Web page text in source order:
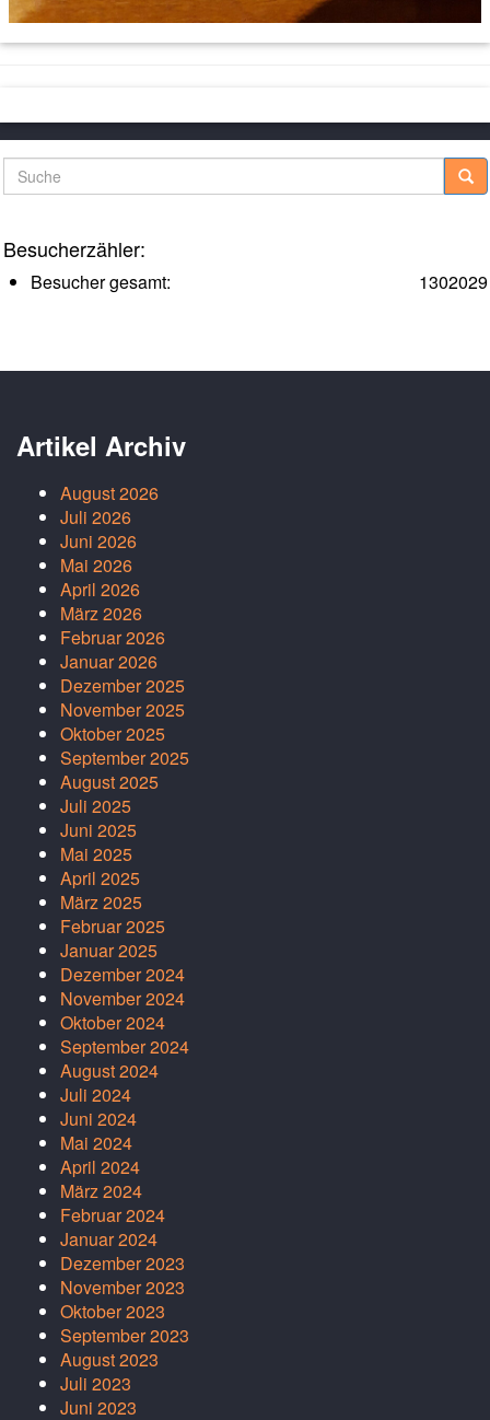
Suche
Besucherzähler:
1302029
Besucher gesamt:
Artikel Archiv
August 2026
Juli 2026
Juni 2026
Mai 2026
April 2026
März 2026
Februar 2026
Januar 2026
Dezember 2025
November 2025
Oktober 2025
September 2025
August 2025
Juli 2025
Juni 2025
Mai 2025
April 2025
März 2025
Februar 2025
Januar 2025
Dezember 2024
November 2024
Oktober 2024
September 2024
August 2024
Juli 2024
Juni 2024
Mai 2024
April 2024
März 2024
Februar 2024
Januar 2024
Dezember 2023
November 2023
Oktober 2023
September 2023
August 2023
Juli 2023
Juni 2023